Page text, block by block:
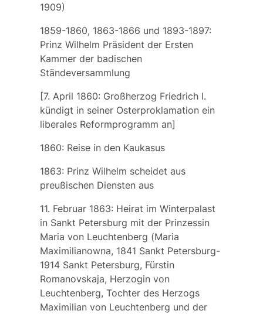
1909)
1859-1860, 1863-1866 und 1893-1897:
Prinz Wilhelm Präsident der Ersten
Kammer der badischen
Ständeversammlung
[7. April 1860: Großherzog Friedrich I.
kündigt in seiner Osterproklamationein
liberales Reformprogramm an]
1860: Reise in den Kaukasus
1863: Prinz Wilhelm scheidet aus
preußischen Diensten aus
11. Februar 1863: Heirat im Winterpalast
in Sankt Petersburg mit der Prinzessin
Maria von Leuchtenberg (Maria
Maximilianowna, 1841 Sankt Petersburg-
1914 Sankt Petersburg, Fürstin
Romanovskaja, Herzogin von
Leuchtenberg, Tochter des Herzogs
Maximilian von Leuchtenberg und der